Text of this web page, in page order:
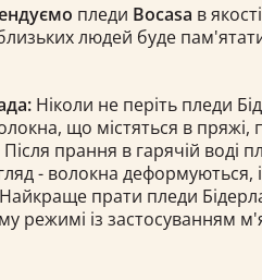
пледи Bocasa в
людей буде
Ніколи не періть пледи
що містяться в пряжі,
прання в гарячій воді
- волокна деформуються,
прати пледи
режимі із застосуванням